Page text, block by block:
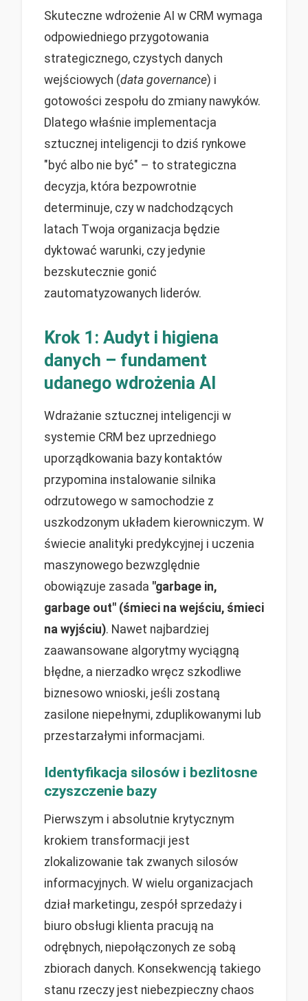
Skuteczne wdrożenie AI w CRM wymaga
odpowiedniego przygotowania
strategicznego, czystych danych
wejściowych (data governance) i
gotowości zespołu do zmiany nawyków.
Dlatego właśnie implementacja
sztucznej inteligencji to dziś rynkowe
"być albo nie być" – to strategiczna
decyzja, która bezpowrotnie
determinuje, czy w nadchodzących
latach Twoja organizacja będzie
dyktować warunki, czy jedynie
bezskutecznie gonić
zautomatyzowanych liderów.
Krok 1: Audyt i higiena
danych – fundament
udanego wdrożenia AI
Wdrażanie sztucznej inteligencji w
systemie CRM bez uprzedniego
uporządkowania bazy kontaktów
przypomina instalowanie silnika
odrzutowego w samochodzie z
uszkodzonym układem kierowniczym. W
świecie analityki predykcyjnej i uczenia
maszynowego bezwzględnie
obowiązuje zasada "garbage in,
garbage out" (śmieci na wejściu, śmieci
na wyjściu). Nawet najbardziej
zaawansowane algorytmy wyciągną
błędne, a nierzadko wręcz szkodliwe
biznesowo wnioski, jeśli zostaną
zasilone niepełnymi, zduplikowanymi lub
przestarzałymi informacjami.
Identyfikacja silosów i bezlitosne
czyszczenie bazy
Pierwszym i absolutnie krytycznym
krokiem transformacji jest
zlokalizowanie tak zwanych silosów
informacyjnych. W wielu organizacjach
dział marketingu, zespół sprzedaży i
biuro obsługi klienta pracują na
odrębnych, niepołączonych ze sobą
zbiorach danych. Konsekwencją takiego
stanu rzeczy jest niebezpieczny chaos